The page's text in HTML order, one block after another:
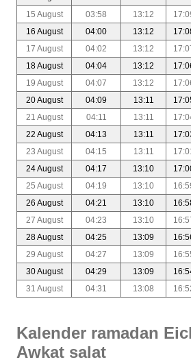
15 August
03:58 13:12
16 August
04:00 13:12
17 August
04:02 13:12
18 August
04:04 13:12
19 August
04:07 13:12
20 August
04:09 13:11
21 August
04:11 13:11
22 August
04:13 13:11
23 August
04:15 13:11
24 August
04:17 13:10
25 August
04:19 13:10
26 August
04:21 13:10
27 August
04:23 13:10
28 August
04:25 13:09
29 August
04:27 13:09
30 August
04:29 13:09
31 August
04:31 13:08
Kalender ramadan
Awkat salat